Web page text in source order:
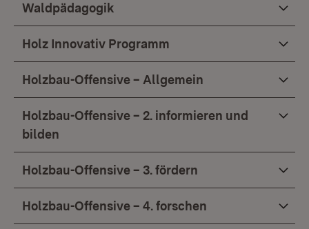
Waldpädagogik
Holz Innovativ Programm
Holzbau-Offensive – Allgemein
Holzbau-Offensive – 2. informieren und
bilden
Holzbau-Offensive – 3. fördern
Holzbau-Offensive – 4. forschen